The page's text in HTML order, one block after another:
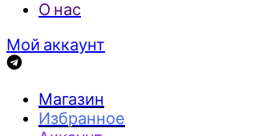
О нас
Мой аккаунт
Магазин
Избранное